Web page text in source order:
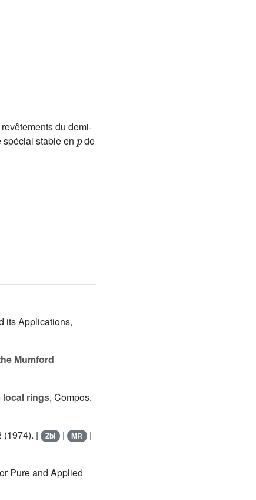
du demi-
stable en
p
de
its Applications,
Mumford
local rings, Compos.
(1974). | Zbl | MR |
Pure and Applied